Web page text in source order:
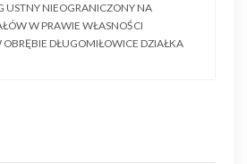
USTNY NIEOGRANICZONY NA
W PRAWIE WŁASNOŚCI
DŁUGOMIŁOWICE DZIAŁKA